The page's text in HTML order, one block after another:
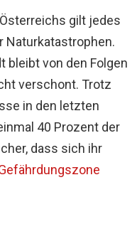
gilt jedes
Naturkatastrophen.
bleibt von den Folgen
verschont. Trotz
in den letzten
40 Prozent der
dass sich ihr